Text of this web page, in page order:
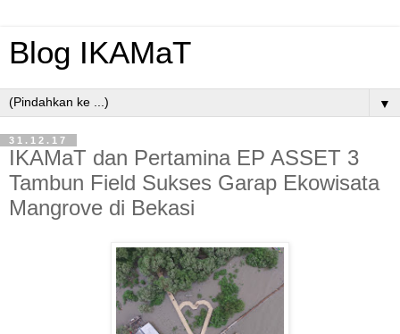
Blog IKAMaT
▼
31.12.17
IKAMaT dan Pertamina EP ASSET 3
Tambun Field Sukses Garap Ekowisata
Mangrove di Bekasi